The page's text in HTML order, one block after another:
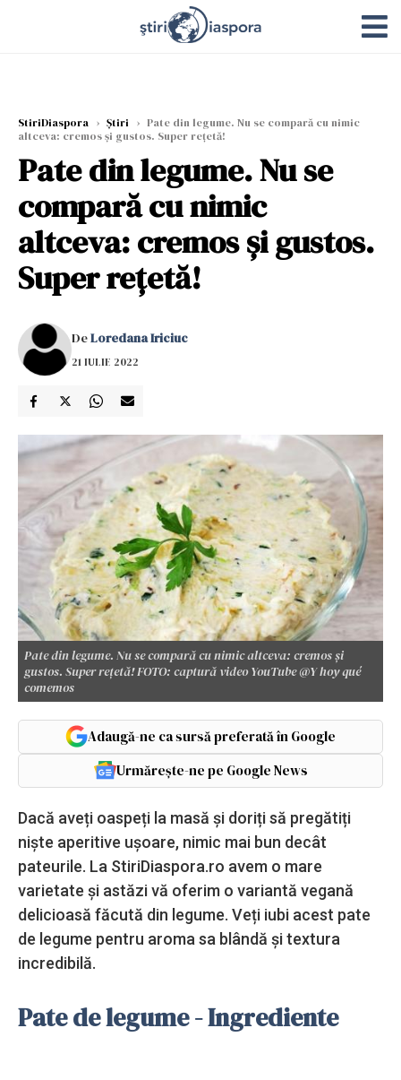
StiriDiaspora › Știri › Pate din legume. Nu se compară cu nimic
altceva: cremos și gustos. Super rețetă!
Pate din legume. Nu se
compară cu nimic
altceva: cremos și gustos.
Super rețetă!
DeLoredana Iriciuc
21 IULIE 2022
Pate din legume. Nu se compară cu nimic altceva: cremos și
gustos. Super rețetă! FOTO: captură video YouTube @Y hoy qué
comemos
Adaugă-ne ca sursă preferată în Google
Urmărește-ne pe Google News
Dacă aveți oaspeți la masă și doriți să pregătiți
niște aperitive ușoare, nimic mai bun decât
pateurile. La StiriDiaspora.ro avem o mare
varietate și astăzi vă oferim o variantă vegană
delicioasă făcută din legume. Veți iubi acest pate
de legume pentru aroma sa blândă și textura
incredibilă.
Pate de legume - Ingrediente